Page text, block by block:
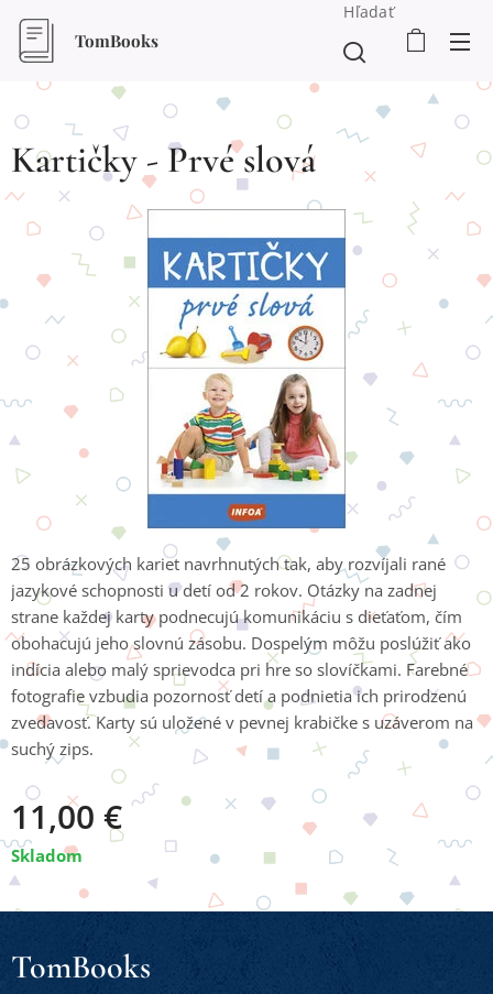
TomBooks
Hľadať
Kartičky - Prvé slová
25 obrázkových kariet navrhnutých tak, aby rozvíjali rané
jazykové schopnosti u detí od 2 rokov. Otázky na zadnej
strane každej karty podnecujú komunikáciu s dieťaťom, čím
obohacujú jeho slovnú zásobu. Dospelým môžu poslúžiť ako
indícia alebo malý sprievodca pri hre so slovíčkami. Farebné
fotografie vzbudia pozornosť detí a podnietia ich prirodzenú
zvedavosť. Karty sú uložené v pevnej krabičke s uzáverom na
suchý zips.
11,00 €
Skladom
TomBooks